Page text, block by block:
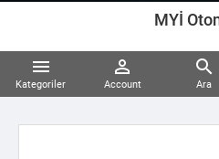
MYİ

Kategoriler

Account

Ara